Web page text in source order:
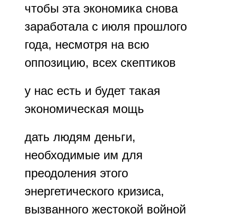
чтобы эта экономика снова
заработала с июля прошлого
года, несмотря на всю
оппозицию, всех скептиков
у нас есть и будет такая
экономическая мощь
дать людям деньги,
необходимые им для
преодоления этого
энергетического кризиса,
вызванного жестокой войной